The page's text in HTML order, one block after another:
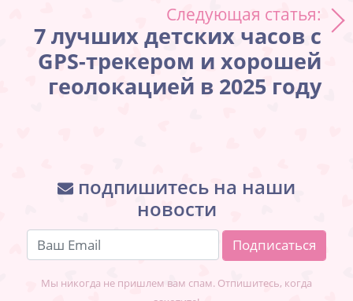
Следующая статья:
7 лучших детских часов с
GPS-трекером и хорошей
геолокацией в 2025 году
подпишитесь на наши
новости
Мы никогда не пришлем вам спам. Отпишитесь, когда